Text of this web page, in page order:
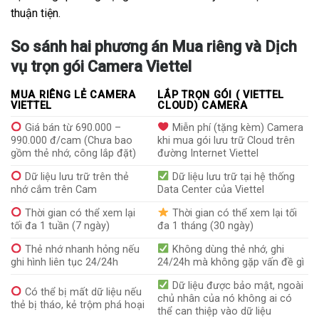
thuận tiện.
So sánh hai phương án Mua riêng và Dịch
vụ trọn gói Camera Viettel
MUA RIÊNG LẺ CAMERA
VIETTEL
LẮP TRỌN GÓI ( VIETTEL
CLOUD) CAMERA
Giá bán từ 690.000 –
990.000 đ/cam (Chưa bao
gồm thẻ nhớ, công lắp đặt)
Miễn phí (tặng kèm) Camera
khi mua gói lưu trữ Cloud trên
đường Internet Viettel
Dữ liệu lưu trữ trên thẻ
nhớ cắm trên Cam
Dữ liệu lưu trữ tại hệ thống
Data Center của Viettel
Thời gian có thể xem lại
tối đa 1 tuần (7 ngày)
Thời gian có thể xem lại tối
đa 1 tháng (30 ngày)
Thẻ nhớ nhanh hỏng nếu
ghi hình liên tục 24/24h
Không dùng thẻ nhớ, ghi
24/24h mà không gặp vấn đề gì
Có thể bị mất dữ liệu nếu
thẻ bị tháo, kẻ trộm phá hoại
Dữ liệu được bảo mật, ngoài
chủ nhân của nó không ai có
thể can thiệp vào dữ liệu